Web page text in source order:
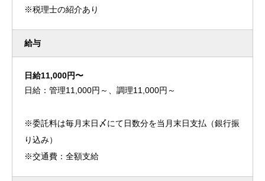
※税理士の紹介あり
給与
日給11,000円〜
日給：管理11,000円～、調理11,000円～
※委託料は毎月末日〆にて日数分を当月末日支払（銀行振
り込み）
※交通費：全額支給